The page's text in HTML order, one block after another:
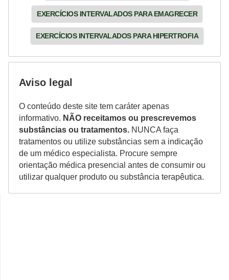
EXERCÍCIOS INTERVALADOS PARA EMAGRECER
EXERCÍCIOS INTERVALADOS PARA HIPERTROFIA
Aviso legal
O conteúdo deste site tem caráter apenas
informativo. NÃO receitamos ou prescrevemos
substâncias ou tratamentos. NUNCA faça
tratamentos ou utilize substâncias sem a indicação
de um médico especialista. Procure sempre
orientação médica presencial antes de consumir ou
utilizar qualquer produto ou substância terapêutica.